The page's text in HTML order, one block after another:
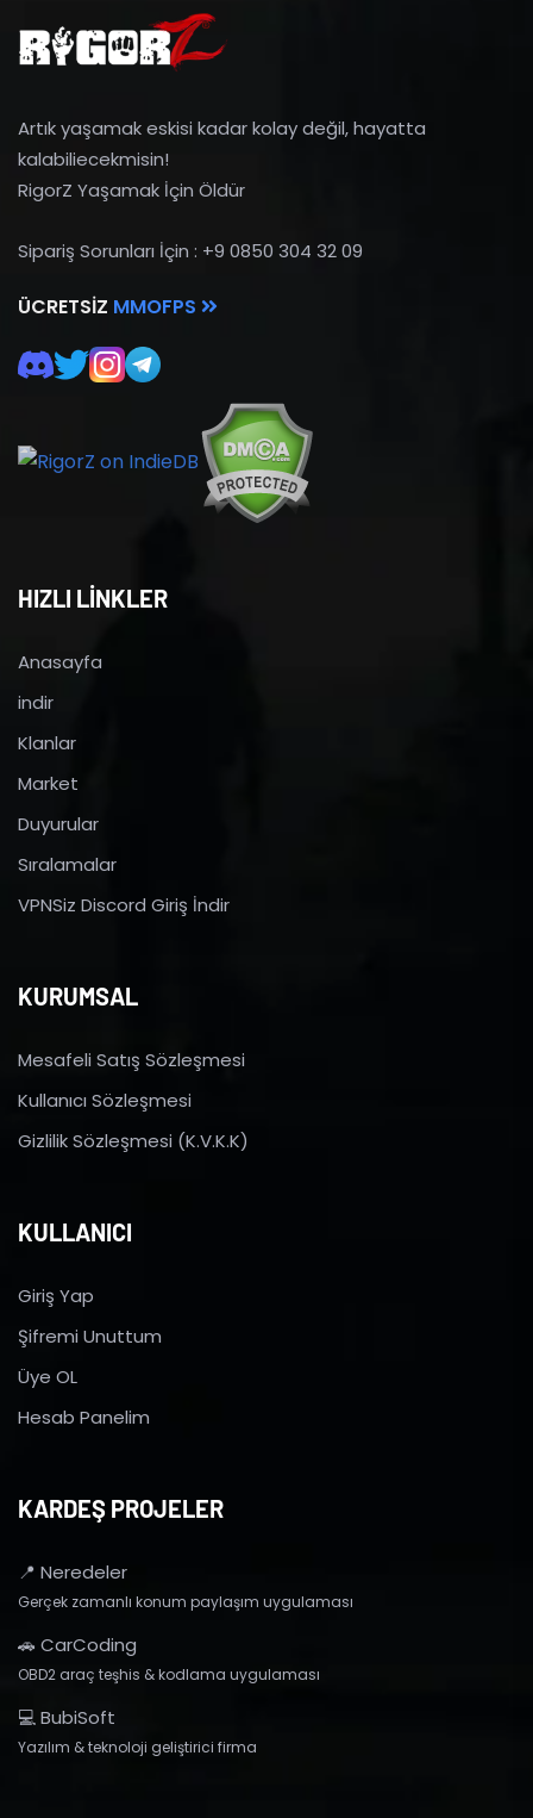
Artık yaşamak eskisi kadar kolay değil, hayatta
kalabiliecekmisin!
RigorZ Yaşamak İçin Öldür
Sipariş Sorunları İçin : +9 0850 304 32 09
ÜCRETSIZ MMOFPS
HIZLI LİNKLER
Anasayfa
indir
Klanlar
Market
Duyurular
Sıralamalar
VPNSiz Discord Giriş İndir
KURUMSAL
Mesafeli Satış Sözleşmesi
Kullanıcı Sözleşmesi
Gizlilik Sözleşmesi (K.V.K.K)
KULLANICI
Giriş Yap
Şifremi Unuttum
Üye OL
Hesab Panelim
KARDEŞ PROJELER
📍 Neredeler
Gerçek zamanlı konum paylaşım uygulaması
🚗 CarCoding
OBD2 araç teşhis & kodlama uygulaması
💻 BubiSoft
Yazılım & teknoloji geliştirici firma